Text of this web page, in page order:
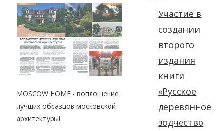
MOSCOW HOME - воплощение
лучших образцов московской
архитектуры!
Участие в
создании
второго
издания
книги
«Русское
деревянное
зодчество